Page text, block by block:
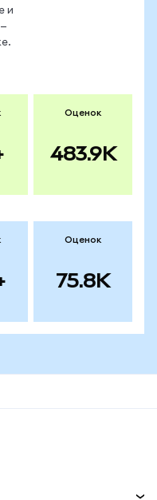
и
Оценок
483.9K
Оценок
75.8K